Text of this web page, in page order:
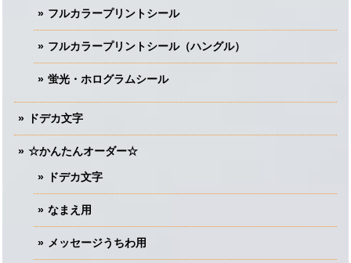
フルカラープリントシール
フルカラープリントシール（ハングル）
蛍光・ホログラムシール
ドデカ文字
☆かんたんオーダー☆
ドデカ文字
なまえ用
メッセージうちわ用